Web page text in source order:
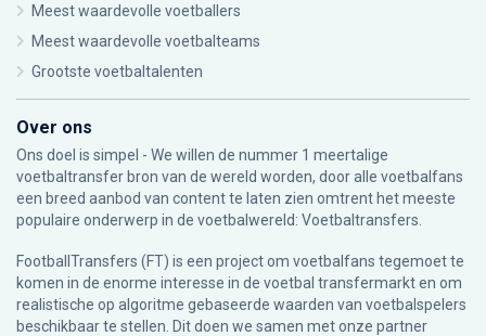
Meest waardevolle voetballers
Meest waardevolle voetbalteams
Grootste voetbaltalenten
Over ons
Ons doel is simpel - We willen de nummer 1 meertalige
voetbaltransfer bron van de wereld worden, door alle voetbalfans
een breed aanbod van content te laten zien omtrent het meeste
populaire onderwerp in de voetbalwereld: Voetbaltransfers.
FootballTransfers (FT) is een project om voetbalfans tegemoet te
komen in de enorme interesse in de voetbal transfermarkt en om
realistische op algoritme gebaseerde waarden van voetbalspelers
beschikbaar te stellen. Dit doen we samen met onze partner